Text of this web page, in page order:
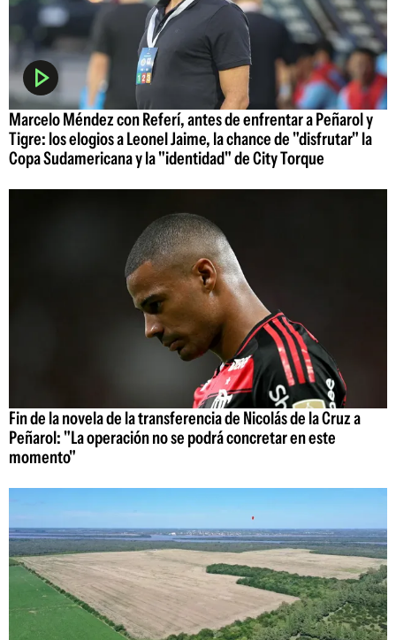
Marcelo Méndez con Referí, antes de enfrentar a Peñarol y
Tigre: los elogios a Leonel Jaime, la chance de "disfrutar" la
Copa Sudamericana y la "identidad" de City Torque
Fin de la novela de la transferencia de Nicolás de la Cruz a
Peñarol: "La operación no se podrá concretar en este
momento"